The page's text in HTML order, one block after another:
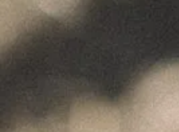
Gerir o
Celeirós do Douro -
NOTÍCIAS